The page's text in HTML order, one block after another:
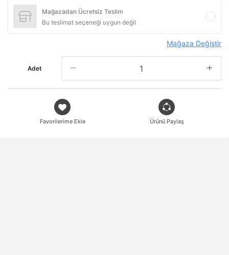
Mağazadan Ücretsiz Teslim
Bu teslimat seçeneği uygun değil
Mağaza Değiştir
Adet
Favorilerime Ekle Ürünü Paylaş